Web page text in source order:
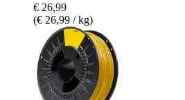
€ 26,99
(€ 26,99 / kg)